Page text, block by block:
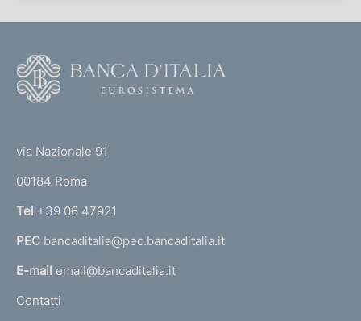
r
n
a
l
via Nazionale 91
00184 Roma
Tel +39 06 47921
PEC bancaditalia@pec.bancaditalia.it
E-mail email@bancaditalia.it
Contatti